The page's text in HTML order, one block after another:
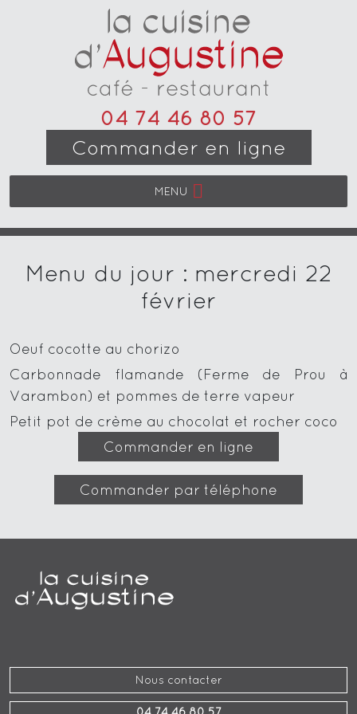
04 74 46 80 57
Commander en ligne
MENU
Menu du jour : mercredi 22
février
Oeuf cocotte au chorizo
Carbonnade flamande (Ferme de Prou à
Varambon) et pommes de terre vapeur
Petit pot de crème au chocolat et rocher coco
Commander en ligne
Commander par téléphone
Nous contacter